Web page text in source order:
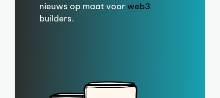
nieuws op maat voor web3
builders.